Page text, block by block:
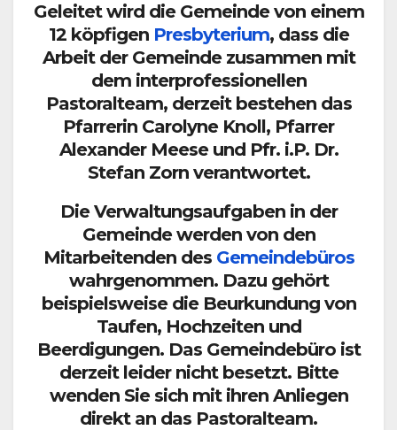
Geleitet wird die Gemeinde von einem
12 köpfigen Presbyterium, dass die
Arbeit der Gemeinde zusammen mit
dem interprofessionellen
Pastoralteam, derzeit bestehen das
Pfarrerin Carolyne Knoll, Pfarrer
Alexander Meese und Pfr. i.P. Dr.
Stefan Zorn verantwortet.
Die Verwaltungsaufgaben in der
Gemeinde werden von den
Mitarbeitenden des Gemeindebüros
wahrgenommen. Dazu gehört
beispielsweise die Beurkundung von
Taufen, Hochzeiten und
Beerdigungen. Das Gemeindebüro ist
derzeit leider nicht besetzt. Bitte
wenden Sie sich mit ihren Anliegen
direkt an das Pastoralteam.